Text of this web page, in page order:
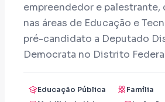
empreendedor e palestrante,
nas áreas de Educação e
pré-candidato a Deputado
Democrata no Distrito
inovação, responsabilidade e
Educação Pública
Família